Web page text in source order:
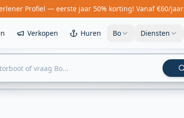
Profiel — eerste jaar 50% korting! Vanaf €60/jaar
Verkopen Huren Bo Diensten